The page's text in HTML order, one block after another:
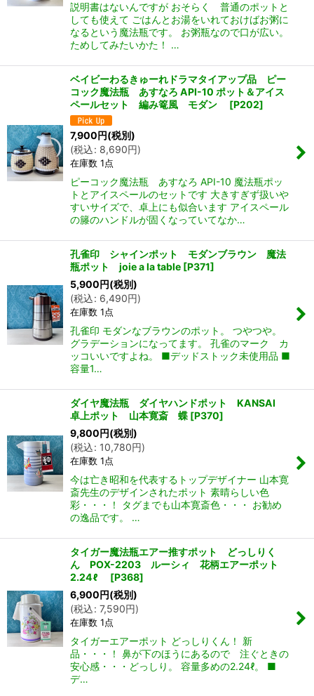
説明書はないんですが おそらく 普通のポットと
しても使えて ごはんとお湯をいれておけばお粥に
なるという魔法瓶です。 お粥瓶なので口が広い。
ためしてみたいかた！ …
ベイビーわるきゅーれドラマタイアップ品 ピー
コック魔法瓶 あすなろ API-10 ポット＆アイス
ペールセット 編み篭風 モダン
[P202]
7,900円(税別)
(税込: 8,690円)
在庫数 1点
ピーコック魔法瓶 あすなろ API-10 魔法瓶ポッ
トとアイスペールのセットです 大きすぎず扱いや
すいサイズで、卓上にも似合います アイスペール
の籐のハンドルが固くなっていてなか…
孔雀印 シャインポット モダンブラウン 魔法
瓶ポット joie a la table [P371]
5,900円(税別)
(税込: 6,490円)
在庫数 1点
孔雀印 モダンなブラウンのポット。 つやつや。
グラデーションになってます。 孔雀のマーク カ
ッコいいですよね。 ■デッドストック未使用品 ■
容量1…
ダイヤ魔法瓶 ダイヤハンドポット KANSAI
卓上ポット 山本寛斎 蝶 [P370]
9,800円(税別)
(税込: 10,780円)
在庫数 1点
今は亡き昭和を代表するトップデザイナー 山本寛
斎先生のデザインされたポット 素晴らしい色
彩・・・！ タグまでも山本寛斎色・・・ お勧め
の逸品です。 …
タイガー魔法瓶エアー推すポット どっしりく
ん POX-2203 ルーシィ 花柄エアーポット
2.24ℓ
[P368]
6,900円(税別)
(税込: 7,590円)
在庫数 1点
タイガーエアーポット どっしりくん！ 新
品・・・！ 鼻が下のほうにあるので 注ぐときの
安心感・・・どっしり。 容量多めの2.24ℓ。 ■
デ…
堂